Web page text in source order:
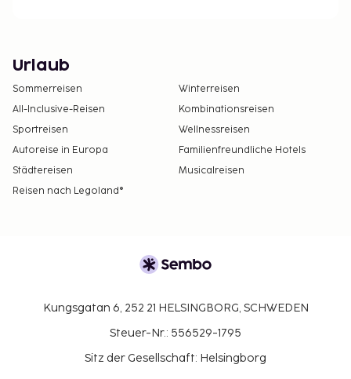
Urlaub
Sommerreisen
Winterreisen
All-Inclusive-Reisen
Kombinationsreisen
Sportreisen
Wellnessreisen
Autoreise in Europa
Familienfreundliche Hotels
Städtereisen
Musicalreisen
Reisen nach Legoland®
Kungsgatan 6, 252 21 HELSINGBORG, SCHWEDEN
Steuer-Nr.: 556529-1795
Sitz der Gesellschaft: Helsingborg